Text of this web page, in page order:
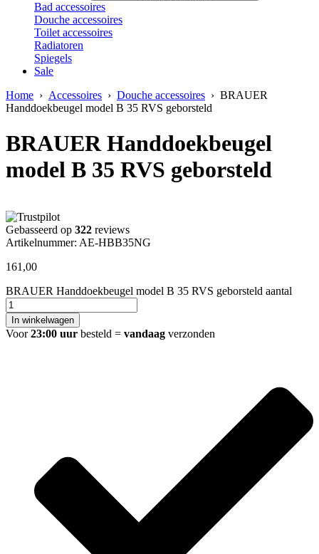
Bad accessoires
Douche accessoires
Toilet accessoires
Radiatoren
Spiegels
Sale
Home › Accessoires › Douche accessoires › BRAUER
Handdoekbeugel model B 35 RVS geborsteld
BRAUER Handdoekbeugel
model B 35 RVS geborsteld
Gebasseerd op 322 reviews
Artikelnummer: AE-HBB35NG
161,00
BRAUER Handdoekbeugel model B 35 RVS geborsteld aantal
In winkelwagen
Voor23:00 uur besteld = vandaag verzonden